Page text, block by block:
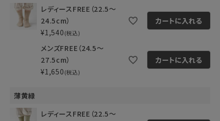
レディースFREE（22.5～
24.5cm）
¥1,540 税込
カートに入れる
メンズFREE（24.5～
27.5cm）
¥1,650 税込
カートに入れる
薄黄緑
レディースFREE（22.5～